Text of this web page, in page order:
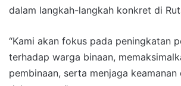
dalam langkah-langkah konkret di
“Kami akan fokus pada peningkatan
terhadap warga binaan,
pembinaan, serta menjaga